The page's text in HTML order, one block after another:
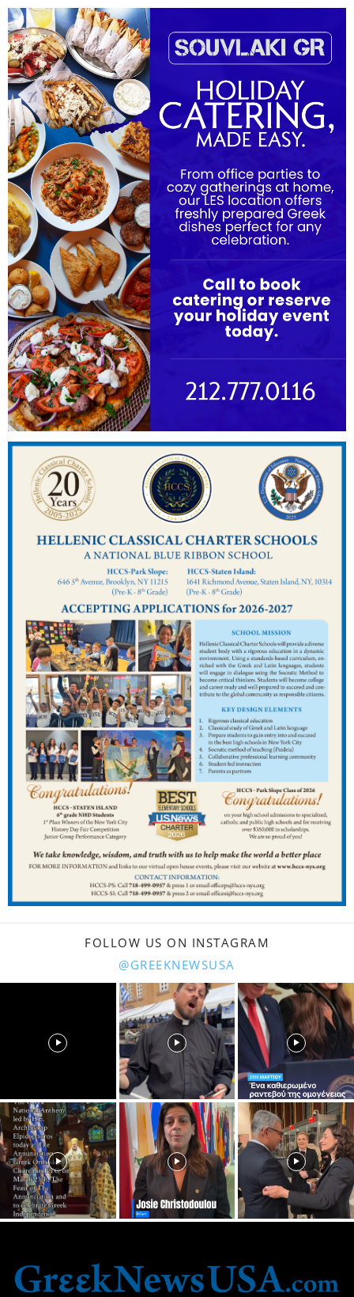
FOLLOW US ON INSTAGRAM
@GREEKNEWSUSA